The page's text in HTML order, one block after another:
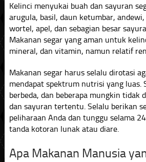
Kelinci menyukai buah dan sayuran
arugula, basil, daun ketumbar,
wortel, apel, dan sebagian besar
Makanan segar yang aman untuk
mineral, dan vitamin, namun relatif
Makanan segar harus selalu dirotasi
mendapat spektrum nutrisi yang luas.
berbeda, dan beberapa mungkin tidak
dan sayuran tertentu. Selalu berikan
peliharaan Anda dan tunggu selama
tanda kotoran lunak atau diare.
Apa Makanan Manusia